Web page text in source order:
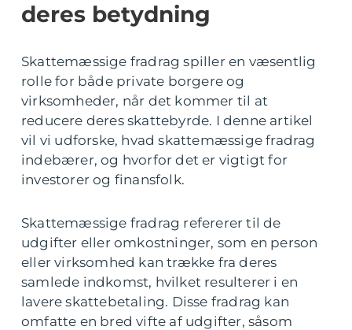
deres betydning
Skattemæssige fradrag spiller en væsentlig
rolle for både private borgere og
virksomheder, når det kommer til at
reducere deres skattebyrde. I denne artikel
vil vi udforske, hvad skattemæssige fradrag
indebærer, og hvorfor det er vigtigt for
investorer og finansfolk.
Skattemæssige fradrag refererer til de
udgifter eller omkostninger, som en person
eller virksomhed kan trække fra deres
samlede indkomst, hvilket resulterer i en
lavere skattebetaling. Disse fradrag kan
omfatte en bred vifte af udgifter, såsom